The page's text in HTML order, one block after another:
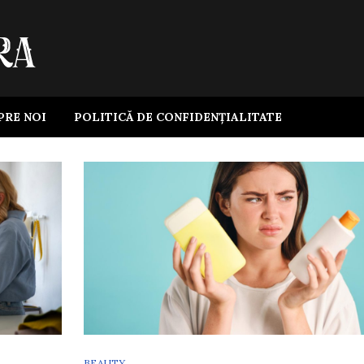
NOI POLITICĂ DE CONFIDENȚIALITATE